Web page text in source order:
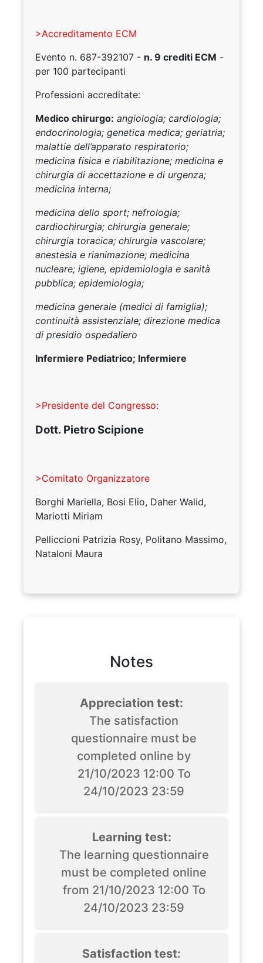
>Accreditamento ECM
Evento n. 687-392107 - n. 9 crediti ECM -
per 100 partecipanti
Professioni accreditate:
Medico chirurgo: angiologia; cardiologia;
endocrinologia; genetica medica; geriatria;
malattie dell’apparato respiratorio;
medicina fisica e riabilitazione; medicina e
chirurgia di accettazione e di urgenza;
medicina interna;
medicina dello sport; nefrologia;
cardiochirurgia; chirurgia generale;
chirurgia toracica; chirurgia vascolare;
anestesia e rianimazione; medicina
nucleare; igiene, epidemiologia e sanità
pubblica; epidemiologia;
medicina generale (medici di famiglia);
continuità assistenziale; direzione medica
di presidio ospedaliero
Infermiere Pediatrico; Infermiere
>Presidente del Congresso:
Dott. Pietro Scipione
>Comitato Organizzatore
Borghi Mariella, Bosi Elio, Daher Walid,
Mariotti Miriam
Pelliccioni Patrizia Rosy, Politano Massimo,
Nataloni Maura
Notes
Appreciation test:
The satisfaction
questionnaire must be
completed online by
21/10/2023 12:00 To
24/10/2023 23:59
Learning test:
The learning questionnaire
must be completed online
from 21/10/2023 12:00 To
24/10/2023 23:59
Satisfaction test: